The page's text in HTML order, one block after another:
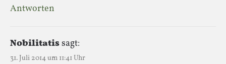
Antworten
Nobilitatissagt:
31. Juli 2014 um 11:41 Uhr